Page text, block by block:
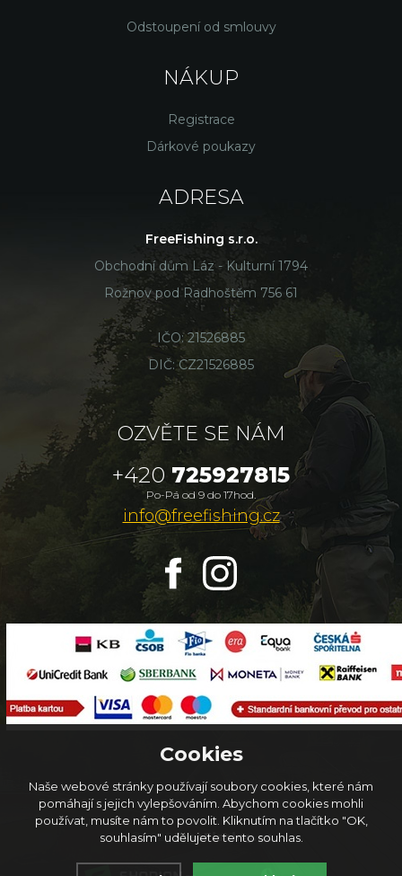
Odstoupení od smlouvy
NÁKUP
Registrace
Dárkové poukazy
ADRESA
FreeFishing s.r.o.
Obchodní dům Láz - Kulturní 1794
Rožnov pod Radhoštěm 756 61
IČO: 21526885
DIČ: CZ21526885
OZVĚTE SE NÁM
+420 725927815
Po-Pá od 9 do 17hod.
info@freefishing.cz
© 2026FreeFishing.cz
Cookies
Naše webové stránky používají soubory cookies, které nám
pomáhají s jejich vylepšováním. Abychom cookies mohli
používat, musíte nám to povolit. Kliknutím na tlačítko "OK,
souhlasím" udělujete tento souhlas.